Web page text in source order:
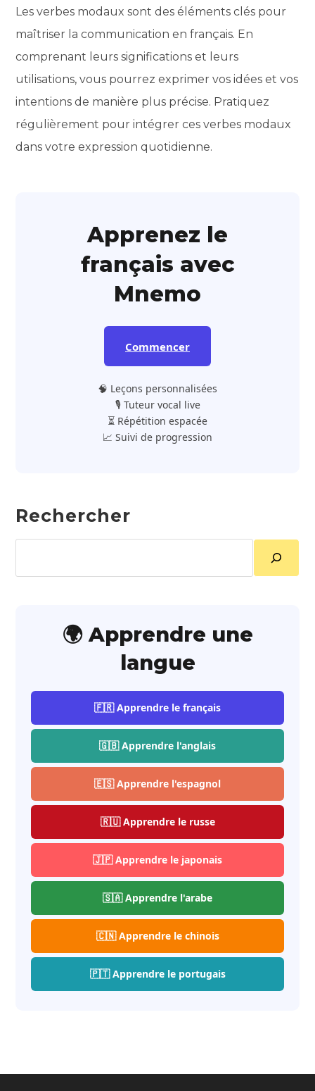
Les verbes modaux sont des éléments clés pour
maîtriser la communication en français. En
comprenant leurs significations et leurs
utilisations, vous pourrez exprimer vos idées et vos
intentions de manière plus précise. Pratiquez
régulièrement pour intégrer ces verbes modaux
dans votre expression quotidienne.
Apprenez le
français avec
Mnemo
Commencer
🧠 Leçons personnalisées
🎙️ Tuteur vocal live
⏳ Répétition espacée
📈 Suivi de progression
Rechercher
🌍 Apprendre une
langue
🇫🇷 Apprendre le français
🇬🇧 Apprendre l'anglais
🇪🇸 Apprendre l'espagnol
🇷🇺 Apprendre le russe
🇯🇵 Apprendre le japonais
🇸🇦 Apprendre l'arabe
🇨🇳 Apprendre le chinois
🇵🇹 Apprendre le portugais